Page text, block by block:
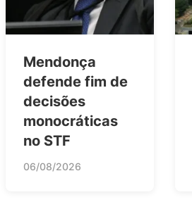
Mendonça
defende fim de
decisões
monocráticas
no STF
06/08/2026